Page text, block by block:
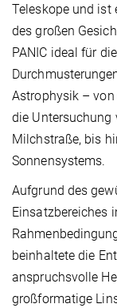
Teleskope und ist
des großen
PANIC ideal für
Astrophysik –
die Untersuchung
Milchstraße, bis
Sonnensystems.
Aufgrund des
Einsatzbereiches
beinhaltete die
anspruchsvolle
großformatige